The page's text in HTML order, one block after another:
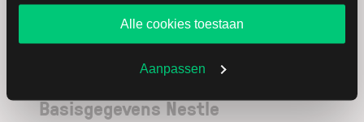
website blijft gebruiken.
Alle cookies toestaan
Aanpassen
Basisgegevens Nestle